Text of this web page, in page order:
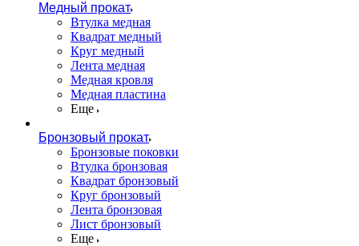
Медный прокат
Втулка медная
Квадрат медный
Круг медный
Лента медная
Медная кровля
Медная пластина
Еще
Бронзовый прокат
Бронзовые поковки
Втулка бронзовая
Квадрат бронзовый
Круг бронзовый
Лента бронзовая
Лист бронзовый
Еще